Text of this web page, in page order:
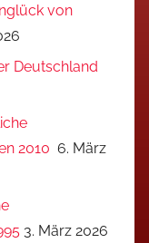
von
Deutschland
2010 6. März
3. März 2026